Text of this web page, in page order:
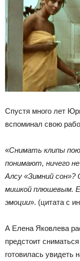
Спустя много лет
вспоминал свою
«Снимать клипы
понимают, ничего
Алсу «Зимний
мишкой плюшевым.
эмоции». (цитата с
А Елена Яковлева
предстоит
готовилась увидеть